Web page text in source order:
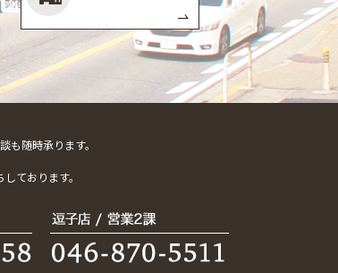
随時承ります。
ております。